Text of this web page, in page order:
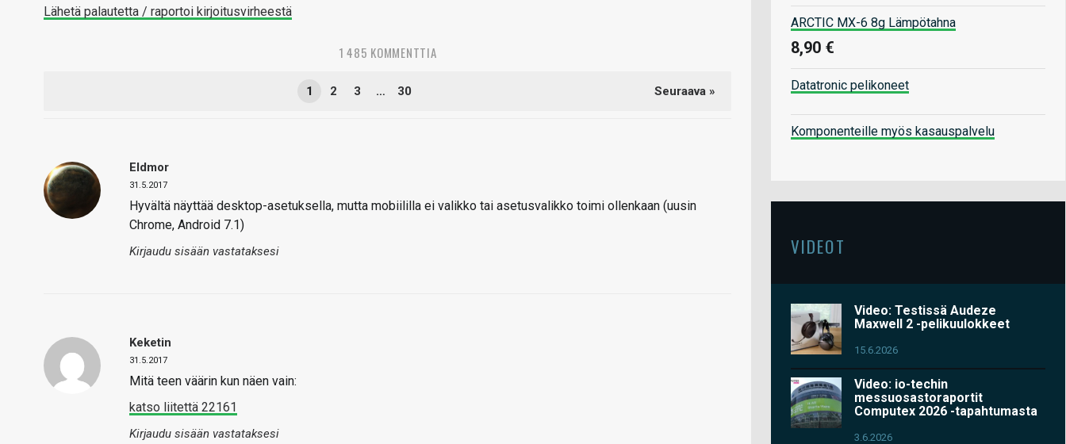
Lähetä palautetta / raportoi kirjoitusvirheestä
1 485 KOMMENTTIA
1 2 3 … 30 Seuraava »
Eldmor
31.5.2017
Hyvältä näyttää desktop-asetuksella, mutta mobiililla ei valikko tai asetusvalikko toimi ollenkaan (uusin
Chrome, Android 7.1)
Kirjaudu sisään vastataksesi
Keketin
31.5.2017
Mitä teen väärin kun näen vain:
katso liitettä 22161
Kirjaudu sisään vastataksesi
ARCTIC MX-6 8g Lämpötahna
8,90 €
Datatronic pelikoneet
Komponenteille myös kasauspalvelu
VIDEOT
Video: Testissä Audeze
Maxwell 2 -pelikuulokkeet
15.6.2026
Video: io-techin
messuosastoraportit
Computex 2026 -tapahtumasta
3.6.2026